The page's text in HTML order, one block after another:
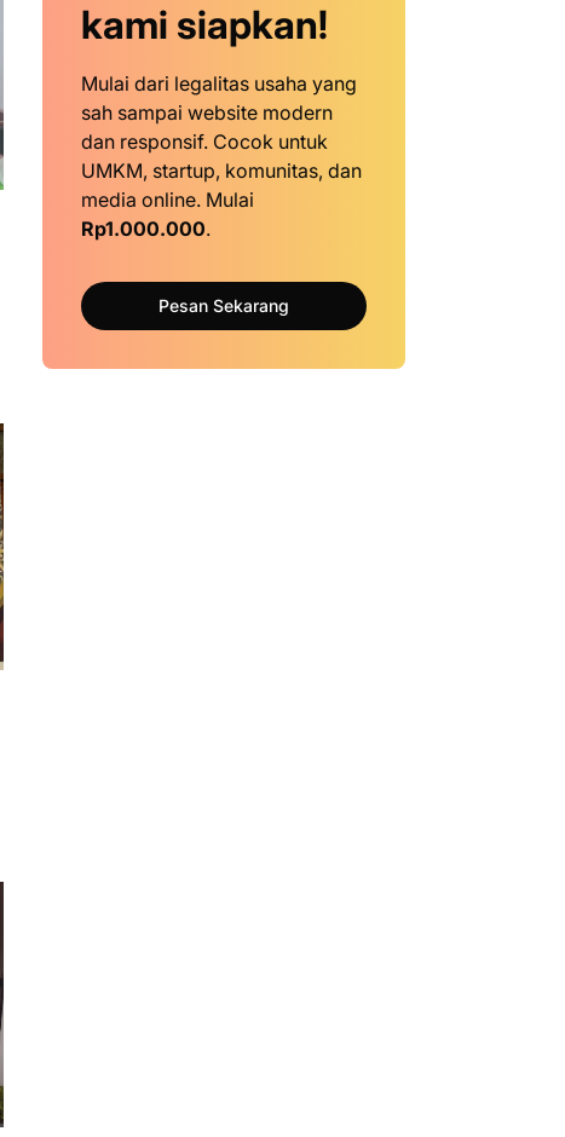
kami siapkan!
Mulai dari legalitas usaha yang
sah sampai website modern
dan responsif. Cocok untuk
UMKM, startup, komunitas, dan
media online. Mulai
Rp1.000.000.
Pesan Sekarang